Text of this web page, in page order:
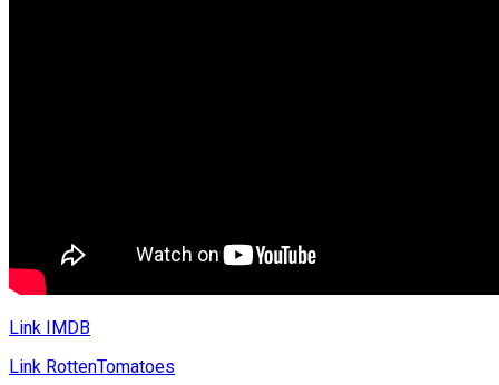
Link IMDB
Link RottenTomatoes